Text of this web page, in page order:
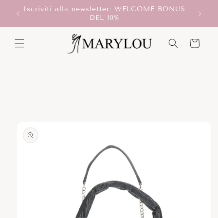
direttamente
Iscriviti alla newsletter: WELCOME BONUS
DEL 10%
Carrello